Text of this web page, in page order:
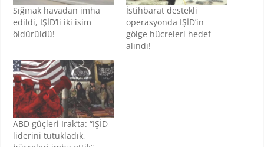
Sığınak havadan imha
edildi, IŞİD’li iki isim
öldürüldü!
İstihbarat destekli
operasyonda IŞİD’in
gölge hücreleri hedef
alındı!
ABD güçleri Irak’ta: “IŞİD
liderini tutukladık,